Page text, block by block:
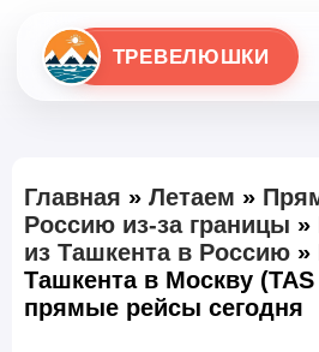
ТРЕВЕЛЮШКИ
Главная » Летаем »
Россию из-за границы »
из Ташкента в Россию »
Ташкента в Москву (TAS
прямые рейсы сегодня